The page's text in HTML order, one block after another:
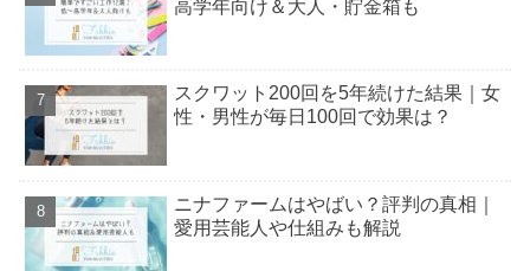
高学年向け＆大人・貯金箱も
スクワット200回を5年続けた結果｜女
性・男性が毎日100回で効果は？
ニナファームはやばい？評判の真相｜
愛用芸能人や仕組みも解説